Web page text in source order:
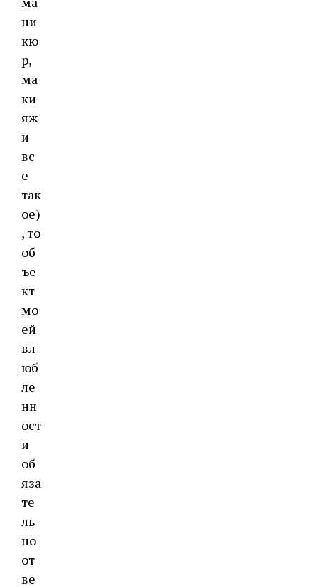
ни
кю
р,
ма
ки
яж
и
вс
е
так
ое)
, то
об
ъе
кт
мо
ей
вл
юб
ле
нн
ост
и
об
яза
те
ль
но
от
ве